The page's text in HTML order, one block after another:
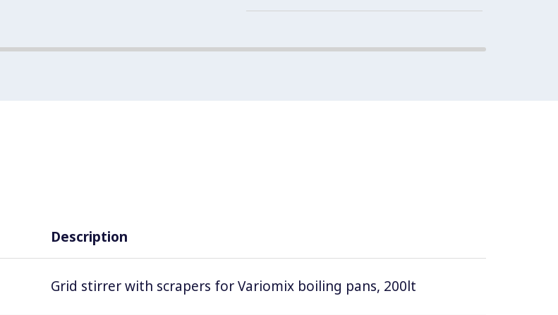
Description
Grid stirrer with scrapers for Variomix boiling pans, 200lt